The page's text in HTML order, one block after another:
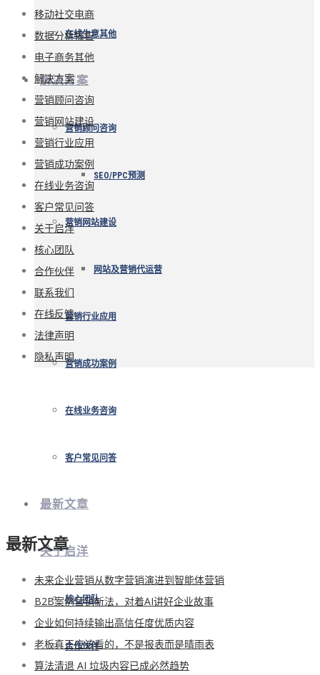
在线生意其他
解决方案
营销顾问咨询
SEO/PPC预测
营销网站建设
网站及营销代运营
营销行业应用
营销成功案例
在线业务咨询
客户常见问答
最新文章
关于启洋
核心团队
合作伙伴
移动社交电商
数据分析报告
电子商务其他
解决方案
营销顾问咨询
营销网站建设
营销行业应用
营销成功案例
在线业务咨询
客户常见问答
关于启洋
核心团队
合作伙伴
联系我们
在线反馈
法律声明
隐私声明
最新文章
未来企业营销从数字营销演进到智能体营销
B2B案例营销新法，对着AI讲好企业故事
企业如何持续输出高信任度优质内容
老板真正应该看的，不是报表而是晴雨表
算法清退 AI 垃圾内容已成必然趋势